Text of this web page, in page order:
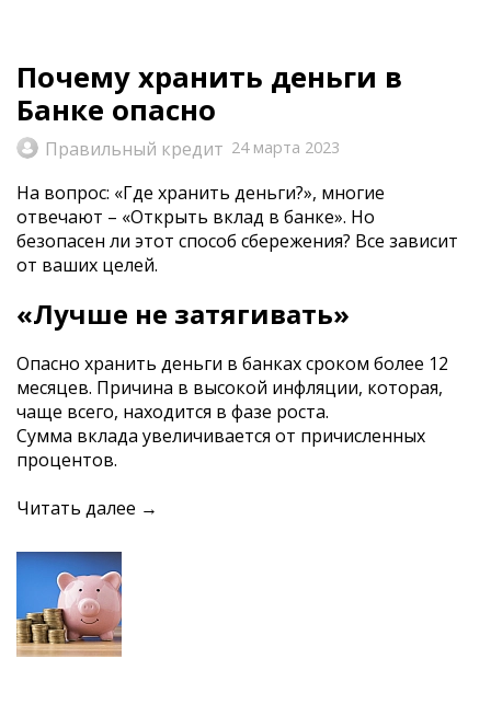
Почему хранить деньги в
Банке опасно
Правильный кредит 24 марта 2023
На вопрос: «Где хранить деньги?», многие
отвечают – «Открыть вклад в банке». Но
безопасен ли этот способ сбережения? Все зависит
от ваших целей.
«Лучше не затягивать»
Опасно хранить деньги в банках сроком более 12
месяцев. Причина в высокой инфляции, которая,
чаще всего, находится в фазе роста.
Сумма вклада увеличивается от причисленных
процентов.
Читать далее →